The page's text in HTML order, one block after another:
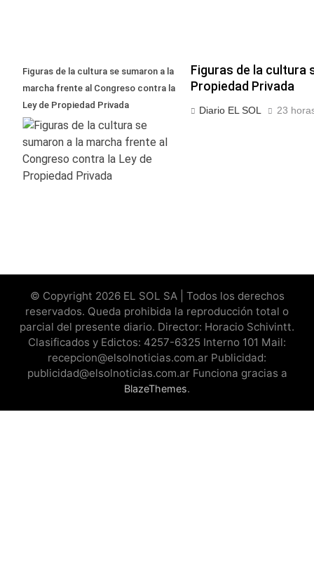
Figuras de la cultura se sumaron a la
marcha frente al Congreso contra la
Ley de Propiedad Privada
Figuras de la cultura
Propiedad Privada
Diario EL SOL 23
© Copyright 2026 EL SOL SA | Todos los derechos
reservados. Queda prohibida la reproducción total o
parcial del presente diario. Director: Horacio Schivintt.
Clasificados y Edictos: 4257-6325 Interno 101 Mail:
recepcion@elsolnoticias.com.ar Publicidad:
publicidad@elsolnoticias.com.ar Funciona gracias a
BlazeThemes.